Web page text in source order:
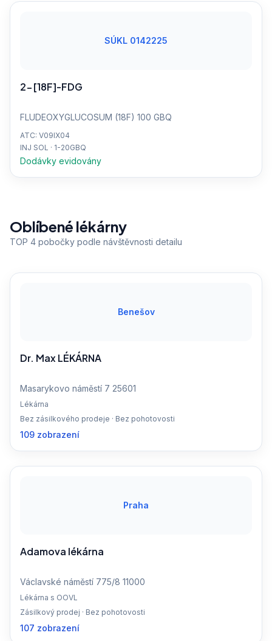
SÚKL 0142225
2-[18F]-FDG
FLUDEOXYGLUCOSUM (18F) 100 GBQ
ATC: V09IX04
INJ SOL · 1-20GBQ
Dodávky evidovány
Oblíbené lékárny
TOP 4 pobočky podle návštěvnosti detailu
Benešov
Dr. Max LÉKÁRNA
Masarykovo náměstí 7 25601
Lékárna
Bez zásilkového prodeje · Bez pohotovosti
109 zobrazení
Praha
Adamova lékárna
Václavské náměstí 775/8 11000
Lékárna s OOVL
Zásilkový prodej · Bez pohotovosti
107 zobrazení